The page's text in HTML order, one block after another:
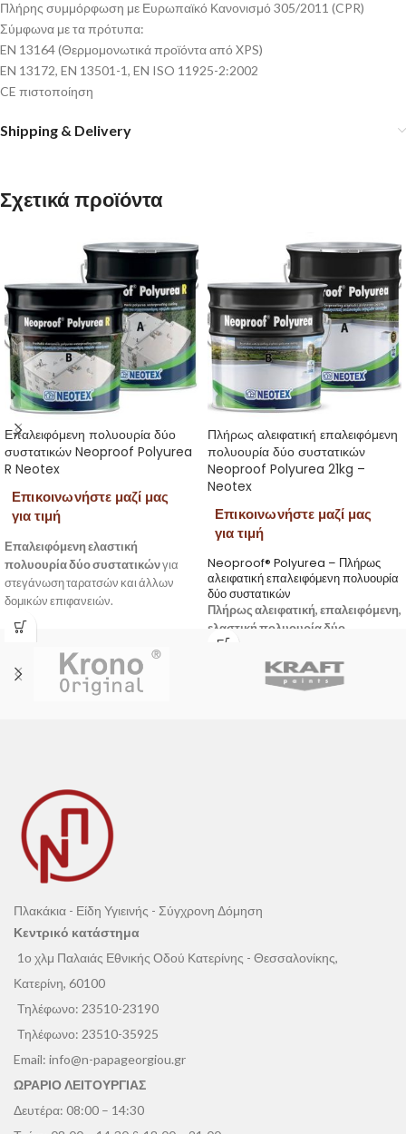
Πλήρης συμμόρφωση με Ευρωπαϊκό Κανονισμό 305/2011 (CPR)
Σύμφωνα με τα πρότυπα:
EN 13164 (Θερμομονωτικά προϊόντα από XPS)
EN 13172, EN 13501-1, EN ISO 11925-2:2002
CE πιστοποίηση
Shipping & Delivery
Σχετικά προϊόντα
Επαλειφόμενη πολυουρία δύο
συστατικών Neoproof Polyurea
R Neotex
Επικοινωνήστε μαζί μας
για τιμή
Επαλειφόμενη ελαστική
πολυουρία δύο συστατικώνγια
στεγάνωση ταρατσών και άλλων
δομικών επιφανειών.
Πλήρως αλειφατική επαλειφόμενη
πολυουρία δύο συστατικών
Neoproof Polyurea 21kg –
Neotex
Επικοινωνήστε μαζί μας
για τιμή
Neoproof® Polyurea – Πλήρως
αλειφατική επαλειφόμενη πολυουρία
δύο συστατικών
Πλήρως αλειφατική, επαλειφόμενη,
ελαστική πολυουρία δύο
συστατικών με εξαιρετική αντοχή
και διάρκεια ζωής.
Πλακάκια - Είδη Υγιεινής - Σύγχρονη Δόμηση
Κεντρικό κατάστημα
1ο χλμ Παλαιάς Εθνικής Οδού Κατερίνης - Θεσσαλονίκης,
Κατερίνη, 60100
Τηλέφωνο: 23510-23190
Τηλέφωνο: 23510-35925
Email: info@n-papageorgiou.gr
ΩΡΑΡΙΟ ΛΕΙΤΟΥΡΓΙΑΣ
Δευτέρα: 08:00 – 14:30